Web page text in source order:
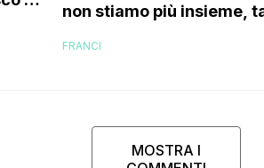
non stiamo più insieme,
e…”
FRANCI
MOSTRA I